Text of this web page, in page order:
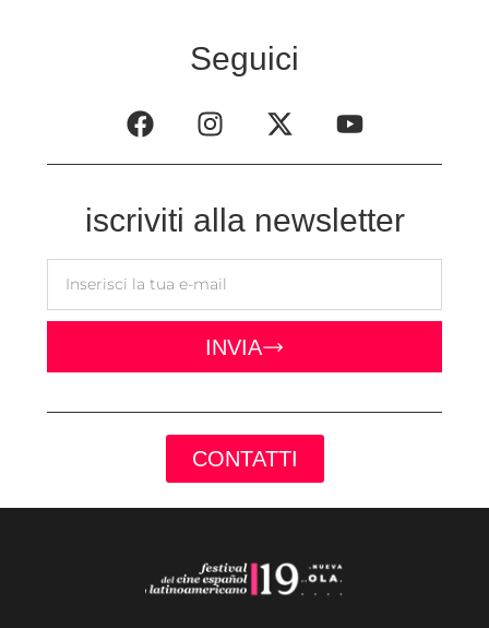
Seguici
iscriviti alla newsletter
INVIA
CONTATTI